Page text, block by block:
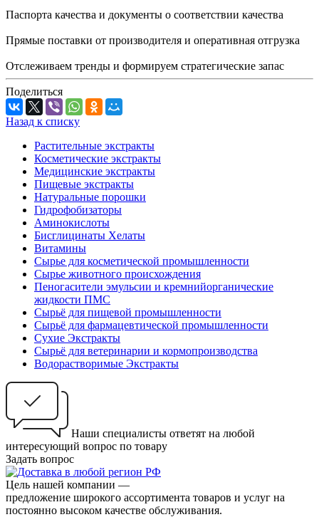
Паспорта качества и документы о соответствии качества
Прямые поставки от производителя и оперативная отгрузка
Отслеживаем тренды и формируем стратегические запас
Поделиться
Назад к списку
Растительные экстракты
Косметические экстракты
Медицинские экстракты
Пищевые экстракты
Натуральные порошки
Гидрофобизаторы
Аминокислоты
Бисглицинаты Хелаты
Витамины
Сырье для косметической промышленности
Сырье животного происхождения
Пеногасители эмульсии и кремнийорганические
жидкости ПМС
Сырьё для пищевой промышленности
Сырьё для фармацевтической промышленности
Сухие Экстракты
Сырьё для ветеринарии и кормопроизводства
Водорастворимые Экстракты
Наши специалисты ответят на любой
интересующий вопрос по товару
Задать вопрос
Цель нашей компании —
предложение широкого ассортимента товаров и услуг на
постоянно высоком качестве обслуживания.